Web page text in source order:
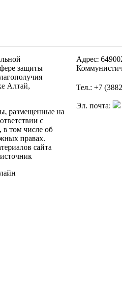
защиты
Алтай,
размещенные на
с
в том числе об
правах.
сайта
Адрес:
Тел.: +7
Эл. почта: